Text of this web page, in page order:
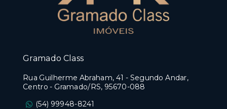
Gramado Class
Rua Guilherme Abraham, 41 - Segundo Andar,
Centro - Gramado/RS, 95670-088
(54) 99948-8241